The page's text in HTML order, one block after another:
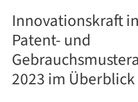
Innovationskraft
Patent- und
2023 im Überblick